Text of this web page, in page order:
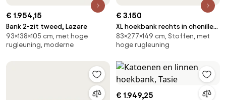
€ 1.954,15
Bank 2-zit tweed, Lazare
93×138×105 cm, met hoge
rugleuning, moderne
€ 3.150
XL hoekbank rechts in chenille
fluweel, MARSILE
83×277×149 cm, Stoffen, met
hoge rugleuning
€ 1.949,25